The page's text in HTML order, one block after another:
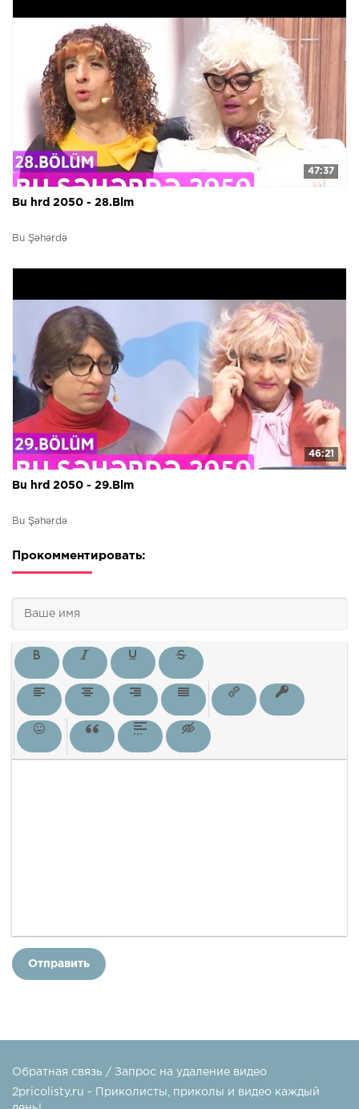
47:37
Bu hrd 2050 - 28.Blm
Bu Şəhərdə
46:21
Bu hrd 2050 - 29.Blm
Bu Şəhərdə
Прокомментировать:
Отправить
Обратная связь / Запрос на удаление видео
2pricolisty.ru - Приколисты, приколы и видео каждый